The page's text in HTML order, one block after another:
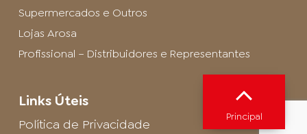
Supermercados e Outros
Lojas Arosa
Profissional – Distribuidores e Representantes
Links Úteis
Política de Privacidade
Principal